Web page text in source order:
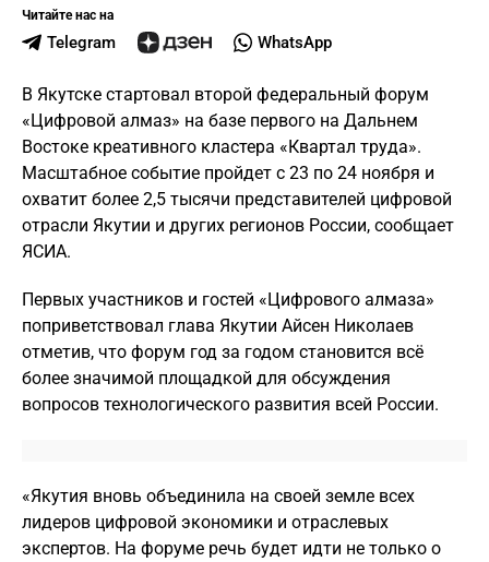
Читайте нас на
Telegram WhatsApp
В Якутске стартовал второй федеральный форум
«Цифровой алмаз» на базе первого на Дальнем
Востоке креативного кластера «Квартал труда».
Масштабное событие пройдет с 23 по 24 ноября и
охватит более 2,5 тысячи представителей цифровой
отрасли Якутии и других регионов России, сообщает
ЯСИА.
Первых участников и гостей «Цифрового алмаза»
поприветствовал глава Якутии Айсен Николаев
отметив, что форум год за годом становится всё
более значимой площадкой для обсуждения
вопросов технологического развития всей России.
«Якутия вновь объединила на своей земле всех
лидеров цифровой экономики и отраслевых
экспертов. На форуме речь будет идти не только о